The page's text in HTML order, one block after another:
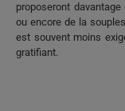
proposeront
ou encore de la
est souvent moins
gratifiant.